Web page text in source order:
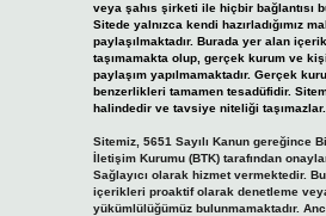
veya şahıs şirketi ile hiçbir bağlantısı
Sitede yalnızca kendi hazırladığımız
paylaşılmaktadır. Burada yer alan
taşımamakta olup, gerçek kurum ve
paylaşım yapılmamaktadır. Gerçek
benzerlikleri tamamen tesadüfidir.
halindedir ve tavsiye niteliği taşımazlar.
Sitemiz, 5651 Sayılı Kanun gereğince
İletişim Kurumu (BTK) tarafından
Sağlayıcı olarak hizmet vermektedir.
içerikleri proaktif olarak denetleme
yükümlülüğümüz bulunmamaktadır.